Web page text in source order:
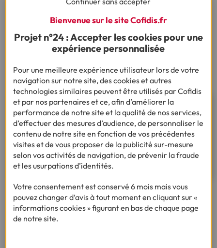
électrique, prenez le temps debien comparer les offres
de vérifier les conditions de garantie et d’opter pour le
financement qui vous convient. En passant par un
concessionnaire, un constructeur, ou une plateforme
sécurisée, vous obtiendrez un véhicule fiable, avec toutes
Besoin d'un financement pour
réaliser votre projet ?
Découvrez notre offre de crédit voiture
d'occasion
Ça pourrait vous intéresser
Bienvenue sur le site Cofidis.fr
Projet n°24 : Accepter les cookies pour une
expérience personnalisée
Pour une meilleure expérience utilisateur lors de votre
navigation sur notre site, des cookies et autres
technologies similaires peuvent être utilisés par Cofidis
et par nos partenaires et ce, afin d’améliorer la
performance de notre site et la qualité de nos services,
d’effectuer des mesures d’audience, de personnaliser le
contenu de notre site en fonction de vos précédentes
visites et de vous proposer de la publicité sur-mesure
selon vos activités de navigation, de prévenir la fraude
et les usurpations d’identités.
Votre consentement est conservé 6 mois mais vous
pouvez changer d’avis à tout moment en cliquant sur «
informations cookies » figurant en bas de chaque page
de notre site.